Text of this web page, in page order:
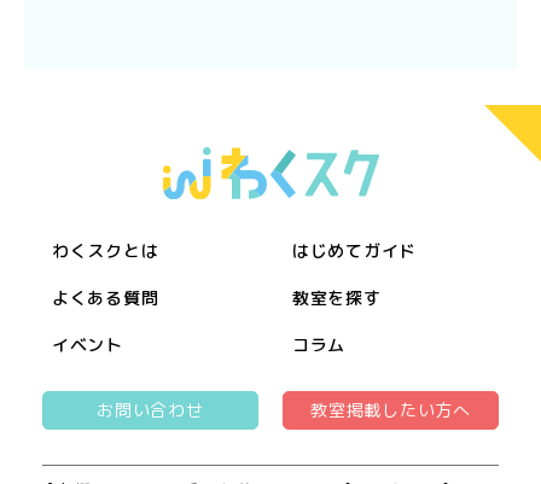
わくスクとは はじめてガイド
よくある質問 教室を探す
イベント コラム
お問い合わせ 教室掲載したい方へ